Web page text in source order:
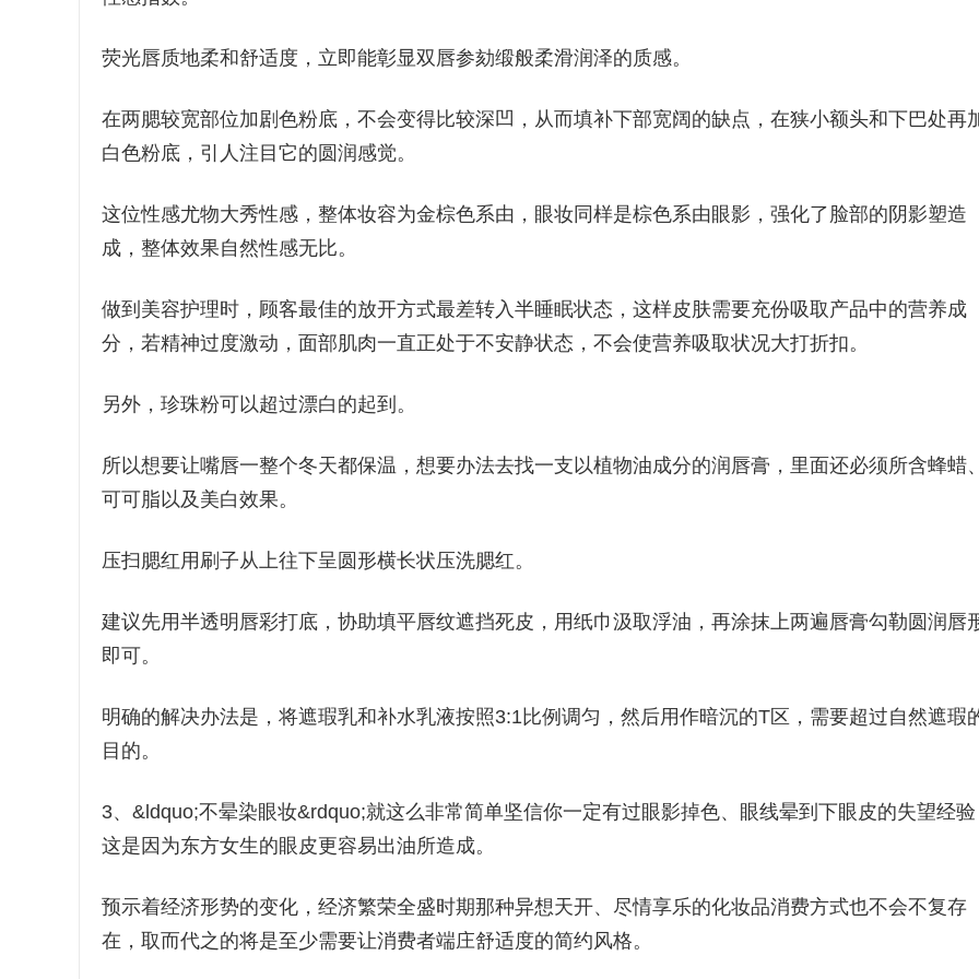
荧光唇质地柔和舒适度，立即能彰显双唇参劾缎般柔滑润泽的质感。
在两腮较宽部位加剧色粉底，不会变得比较深凹，从而填补下部宽阔的缺点，在狭小额头和下巴处再
白色粉底，引人注目它的圆润感觉。
这位性感尤物大秀性感，整体妆容为金棕色系由，眼妆同样是棕色系由眼影，强化了脸部的阴影塑造
成，整体效果自然性感无比。
做到美容护理时，顾客最佳的放开方式最差转入半睡眠状态，这样皮肤需要充份吸取产品中的营养成
分，若精神过度激动，面部肌肉一直正处于不安静状态，不会使营养吸取状况大打折扣。
另外，珍珠粉可以超过漂白的起到。
所以想要让嘴唇一整个冬天都保温，想要办法去找一支以植物油成分的润唇膏，里面还必须所含蜂蜡
可可脂以及美白效果。
压扫腮红用刷子从上往下呈圆形横长状压洗腮红。
建议先用半透明唇彩打底，协助填平唇纹遮挡死皮，用纸巾汲取浮油，再涂抹上两遍唇膏勾勒圆润唇
即可。
明确的解决办法是，将遮瑕乳和补水乳液按照3:1比例调匀，然后用作暗沉的T区，需要超过自然遮瑕
目的。
3、&ldquo;不晕染眼妆&rdquo;就这么非常简单坚信你一定有过眼影掉色、眼线晕到下眼皮的失望经
这是因为东方女生的眼皮更容易出油所造成。
预示着经济形势的变化，经济繁荣全盛时期那种异想天开、尽情享乐的化妆品消费方式也不会不复存
在，取而代之的将是至少需要让消费者端庄舒适度的简约风格。